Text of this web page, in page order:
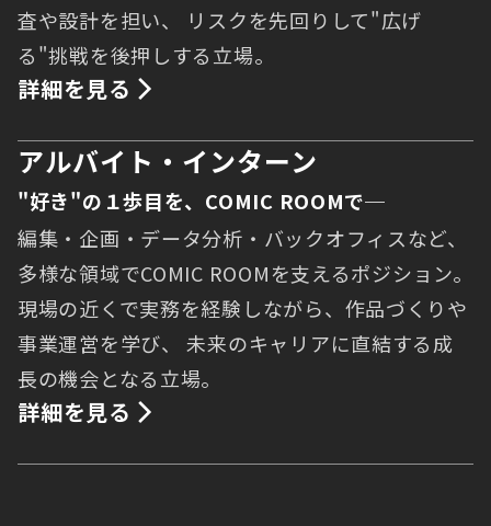
査や設計を担い、 リスクを先回りして"広げ
る"挑戦を後押しする立場。
詳細を見る
アルバイト・インターン
"好き"の１歩目を、COMIC ROOMで─
編集・企画・データ分析・バックオフィスなど、
多様な領域でCOMIC ROOMを支えるポジション。
現場の近くで実務を経験しながら、作品づくりや
事業運営を学び、 未来のキャリアに直結する成
長の機会となる立場。
詳細を見る